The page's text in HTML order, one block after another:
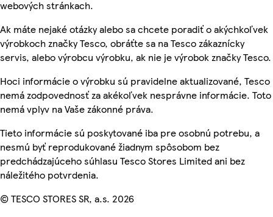
webových stránkach.
Ak máte nejaké otázky alebo sa chcete poradiť o akýchkoľvek
výrobkoch značky Tesco, obráťte sa na Tesco zákaznícky
servis, alebo výrobcu výrobku, ak nie je výrobok značky Tesco.
Hoci informácie o výrobku sú pravidelne aktualizované, Tesco
nemá zodpovednosť za akékoľvek nesprávne informácie. Toto
nemá vplyv na Vaše zákonné práva.
Tieto informácie sú poskytované iba pre osobnú potrebu, a
nesmú byť reprodukované žiadnym spôsobom bez
predchádzajúceho súhlasu Tesco Stores Limited ani bez
náležitého potvrdenia.
© TESCO STORES SR, a.s. 2026